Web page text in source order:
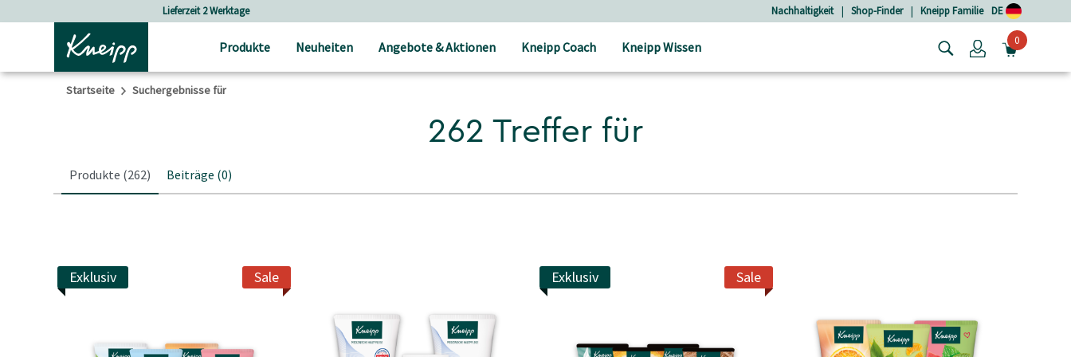
Versandkostenfrei ab 25 € Bestellwert Nachhaltigkeit | Shop-Finder | Kneipp Familie DE
Produkte Neuheiten Angebote & Aktionen Kneipp Coach Kneipp Wissen Login0
Startseite Suchergebnisse für
262 Treffer für
Produkte (262) Beiträge (0)
Sale
Exklusiv Sale
Exklusiv